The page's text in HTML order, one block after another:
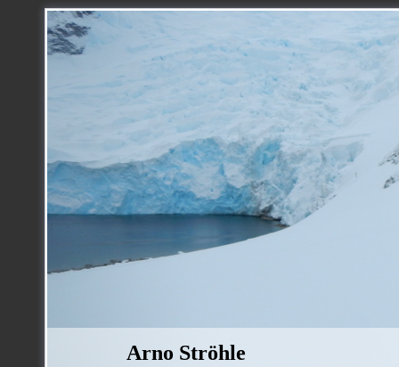
Arno Ströhle